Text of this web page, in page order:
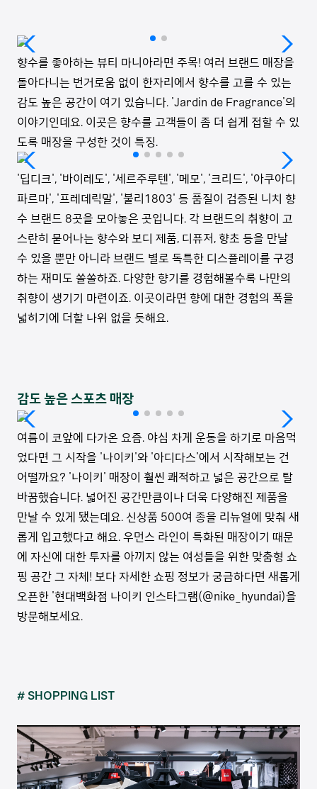
향수를 좋아하는 뷰티 마니아라면 주목! 여러 브랜드 매장을
돌아다니는 번거로움 없이 한자리에서 향수를 고를 수 있는
감도 높은 공간이 여기 있습니다. 'Jardin de Fragrance'의
이야기인데요. 이곳은 향수를 고객들이 좀 더 쉽게 접할 수 있
도록 매장을 구성한 것이 특징.
'딥디크', '바이레도', '세르주루텐', '메모', '크리드', '아쿠아디
파르마', '프레데릭말', '불리1803' 등 품질이 검증된 니치 향
수 브랜드 8곳을 모아놓은 곳입니다. 각 브랜드의 취향이 고
스란히 묻어나는 향수와 보디 제품, 디퓨저, 향초 등을 만날
수 있을 뿐만 아니라 브랜드 별로 독특한 디스플레이를 구경
하는 재미도 쏠쏠하죠. 다양한 향기를 경험해볼수록 나만의
취향이 생기기 마련이죠. 이곳이라면 향에 대한 경험의 폭을
넓히기에 더할 나위 없을 듯해요.
감도 높은 스포츠 매장
여름이 코앞에 다가온 요즘. 야심 차게 운동을 하기로 마음먹
었다면 그 시작을 '나이키'와 '아디다스'에서 시작해보는 건
어떨까요? '나이키' 매장이 훨씬 쾌적하고 넓은 공간으로 탈
바꿈했습니다. 넓어진 공간만큼이나 더욱 다양해진 제품을
만날 수 있게 됐는데요. 신상품 500여 종을 리뉴얼에 맞춰 새
롭게 입고했다고 해요. 우먼스 라인이 특화된 매장이기 때문
에 자신에 대한 투자를 아끼지 않는 여성들을 위한 맞춤형 쇼
핑 공간 그 자체! 보다 자세한 쇼핑 정보가 궁금하다면 새롭게
오픈한 '현대백화점 나이키 인스타그램(@nike_hyundai)을
방문해보세요.
# SHOPPING LIST